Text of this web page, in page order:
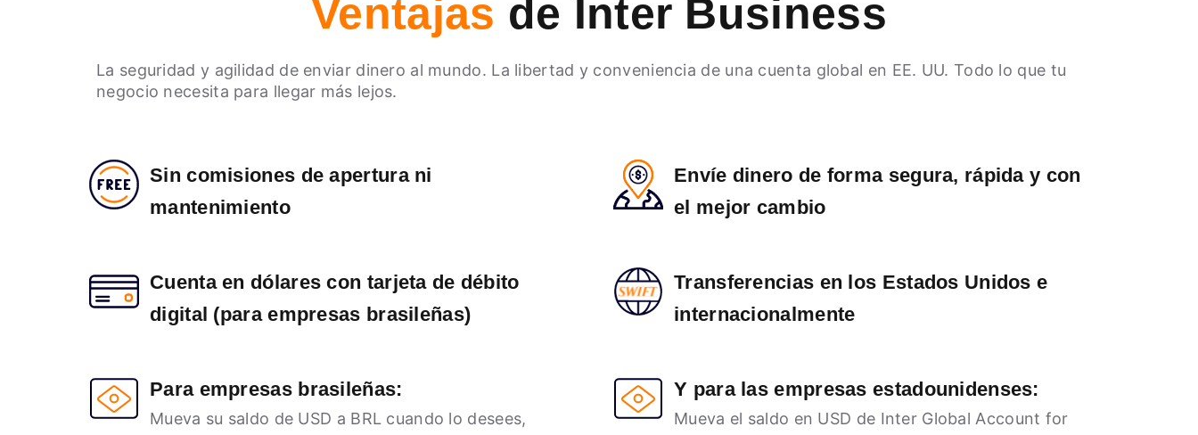
Ventajas de Inter Business
La seguridad y agilidad de enviar dinero al mundo. La libertad y conveniencia de una cuenta global en EE. UU. Todo lo que tu
negocio necesita para llegar más lejos.
Sin comisiones de apertura ni
mantenimiento
Envíe dinero de forma segura, rápida y con
el mejor cambio
Cuenta en dólares con tarjeta de débito
digital (para empresas brasileñas)
Transferencias en los Estados Unidos e
internacionalmente
Para empresas brasileñas:
Mueva su saldo de USD a BRL cuando lo desees,
Y para las empresas estadounidenses:
Mueva el saldo en USD de Inter Global Account for